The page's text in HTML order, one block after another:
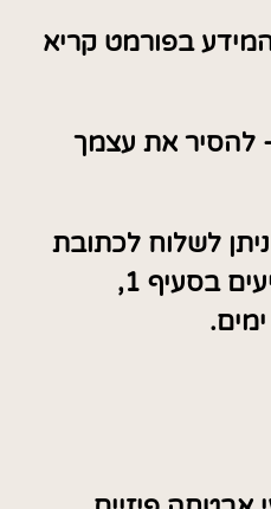
בפורמט קריא
– להסיר את עצמך
לשלוח לכתובת
המייל או לטלפון המופיעים בסעיף 1,